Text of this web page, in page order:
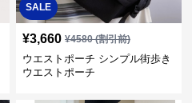
SALE
¥3,660 ¥4580(割引前)
ウエストポーチ シンプル街歩き
ウエストポーチ